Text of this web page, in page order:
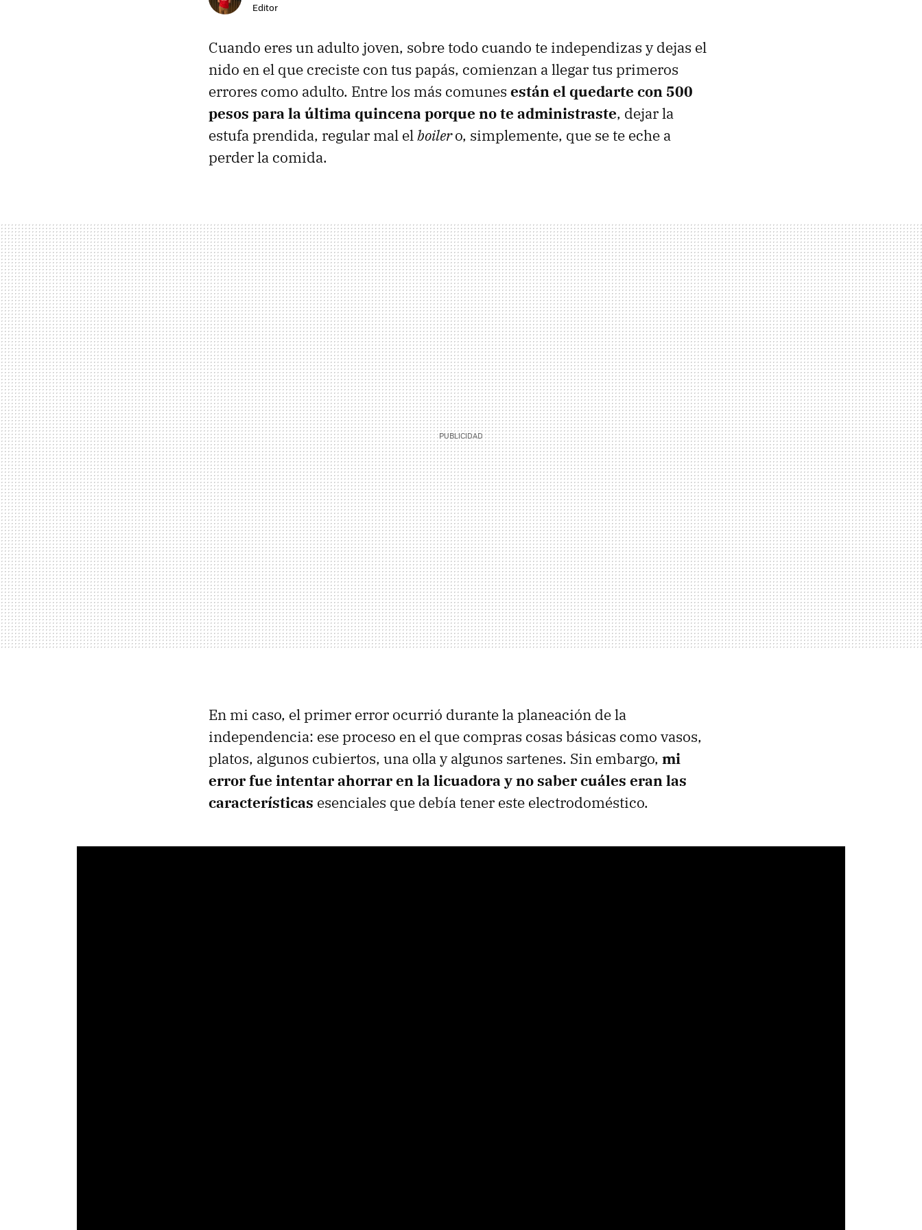
Editor
Cuando eres un adulto joven, sobre todo cuando te independizas y dejas el
nido en el que creciste con tus papás, comienzan a llegar tus primeros
errores como adulto. Entre los más comunes están el quedarte con 500
pesos para la última quincena porque no te administraste, dejar la
estufa prendida, regular mal elboilero, simplemente, que se te eche a
perder la comida.
En mi caso, el primer error ocurrió durante la planeación de la
independencia: ese proceso en el que compras cosas básicas como vasos,
platos, algunos cubiertos, una olla y algunos sartenes. Sin embargo, mi
error fue intentar ahorrar en la licuadora y no saber cuáles eran las
características esenciales que debía tener este electrodoméstico.